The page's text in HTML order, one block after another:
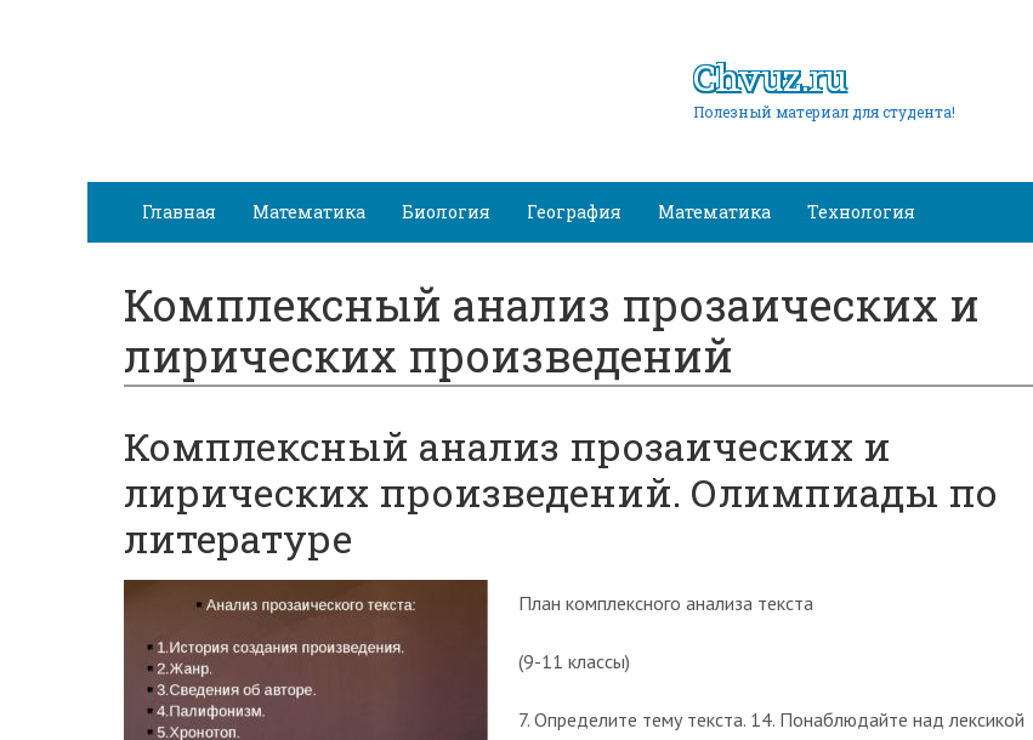
Chvuz.ru
Полезный материал для студента!
Главная Математика Биология География Математика Технология
Комплексный анализ прозаических и
лирических произведений
Комплексный анализ прозаических и
лирических произведений. Олимпиады по
литературе
План комплексного анализа текста
(9-11 классы)
7. Определите тему текста. 14. Понаблюдайте над лексикой